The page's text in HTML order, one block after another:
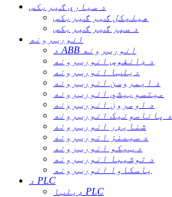
د سیارې ګیربکس
هیلیکل ګیر ګیربکس
د سپر ګیر ګیربکس
انورټرونه
د ABB انورټرونه
د ډانفوس انورټرونه
دیلټا انورټرونه
د ایمروسن انورټرونه
میتسوبیشي انورټرونه
د اومرون انورټرونه
د پاناسونیک انورټرونه
شنایډر انورټرونه
د سیمنز انورټرونه
د ټیکو انورټرونه
د توشیبا انورټرونه
یاسکاوا انورټرونه
د PLC
ډیلټا PLC